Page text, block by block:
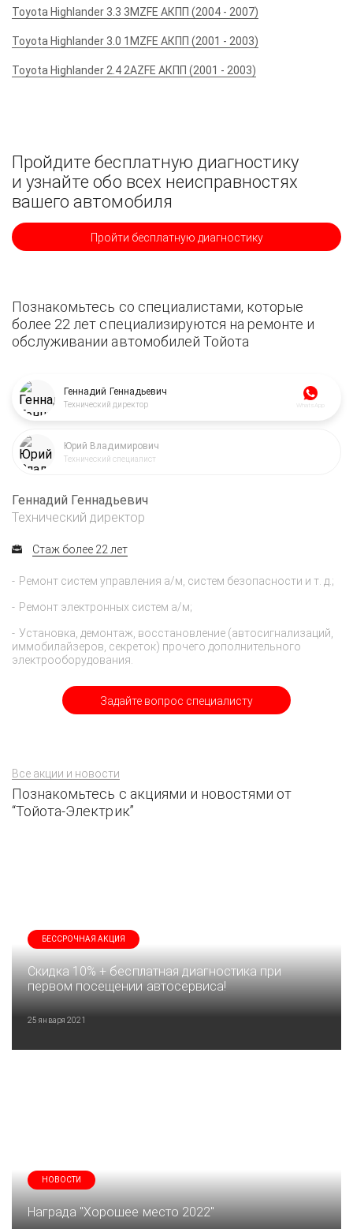
Toyota Highlander 3.3 3MZFE АКПП (2004 - 2007)
Toyota Highlander 3.0 1MZFE АКПП (2001 - 2003)
Toyota Highlander 2.4 2AZFE АКПП (2001 - 2003)
Пройдите бесплатную диагностику
и узнайте обо всех неисправностях
вашего автомобиля
Пройти бесплатную диагностику
Познакомьтесь со специалистами, которые
более 22 лет специализируются на ремонте и
обслуживании автомобилей Тойота
Геннадий Геннадьевич
Технический директор WhatsApp
Юрий Владимирович
Технический специалист
Задайте вопрос специалисту
Геннадий Геннадьевич
Технический директор
Стаж более 22 лет
Ремонт систем управления а/м, систем безопасности и т. д.;
Ремонт электронных систем а/м;
Установка, демонтаж, восстановление (автосигнализаций,
иммобилайзеров, секреток) прочего дополнительного
электрооборудования.
Все акции и новости
Познакомьтесь с акциями и новостями от
“Тойота-Электрик”
БЕССРОЧНАЯ АКЦИЯ
Скидка 10% + бесплатная диагностика при
первом посещении автосервиса!
25 января 2021
НОВОСТИ
Награда "Хорошее место 2022"